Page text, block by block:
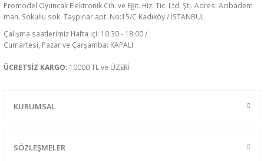
Promodel Oyuncak Elektronik Cih. ve Eğit. Hiz. Tic. Ltd. Şti. Adres: Acıbadem
mah. Sokullu sok. Taşpınar apt. No:15/C Kadıköy / İSTANBUL
Çalışma saatlerimiz Hafta içi: 10:30 - 18:00 /
Cumartesi, Pazar ve Çarşamba: KAPALI
ÜCRETSİZ KARGO: 10000 TL ve ÜZERİ
KURUMSAL
SÖZLEŞMELER